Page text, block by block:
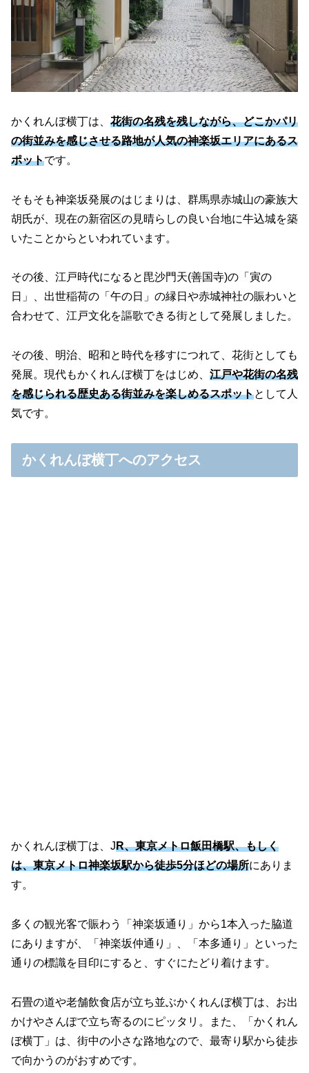
かくれんぼ横丁は、 花街の名残を残しながら、どこかパリ
の街並みを感じさせる路地が人気の神楽坂エリアにあるス
ポットです。
そもそも神楽坂発展のはじまりは、群馬県赤城山の豪族大
胡氏が、現在の新宿区の見晴らしの良い台地に牛込城を築
いたことからといわれています。
その後、江戸時代になると毘沙門天(善国寺)の「寅の
日」、出世稲荷の「午の日」の縁日や赤城神社の賑わいと
合わせて、江戸文化を謳歌できる街として発展しました。
その後、明治、昭和と時代を移すにつれて、花街としても
発展。現代もかくれんぼ横丁をはじめ、 江戸や花街の名残
を感じられる歴史ある街並みを楽しめるスポットとして人
気です。
かくれんぼ横丁へのアクセス
かくれんぼ横丁は、JR、東京メトロ飯田橋駅、もしく
は、東京メトロ神楽坂駅から徒歩5分ほどの場所にありま
す。
多くの観光客で賑わう「神楽坂通り」から1本入った脇道
にありますが、「神楽坂仲通り」、「本多通り」といった
通りの標識を目印にすると、すぐにたどり着けます。
石畳の道や老舗飲食店が立ち並ぶかくれんぼ横丁は、お出
かけやさんぽで立ち寄るのにピッタリ。また、「かくれん
ぼ横丁」は、街中の小さな路地なので、最寄り駅から徒歩
で向かうのがおすめです。